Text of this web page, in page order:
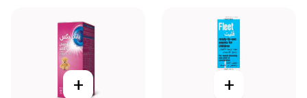
+
+